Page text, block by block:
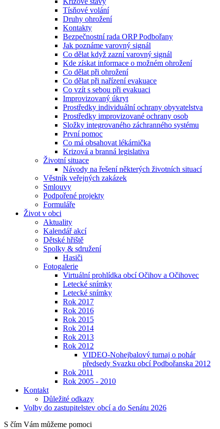
Tísňové volání
Druhy ohrožení
Kontakty
Bezpečnostní rada ORP Podbořany
Jak poznáme varovný signál
Co dělat když zazní varovný signál
Kde získat informace o možném ohrožení
Co dělat při ohrožení
Co dělat při nařízení evakuace
Co vzít s sebou při evakuaci
Improvizovaný úkryt
Prostředky individuální ochrany obyvatelstva
Prostředky improvizované ochrany osob
Složky integrovaného záchranného systému
První pomoc
Co má obsahovat lékárnička
Krizová a branná legislativa
Životní situace
Návody na řešení některých životních situací
Věstník veřejných zakázek
Smlouvy
Podpořené projekty
Formuláře
Život v obci
Aktuality
Kalendář akcí
Dětské hřiště
Spolky & sdružení
Hasiči
Fotogalerie
Virtuální prohlídka obcí Očihov a Očihovec
Letecké snímky
Letecké snímky
Rok 2017
Rok 2016
Rok 2015
Rok 2014
Rok 2013
Rok 2012
VIDEO-Nohejbalový turnaj o pohár
předsedy Svazku obcí Podbořanska 2012
Rok 2011
Rok 2005 - 2010
Kontakt
Důležité odkazy
Volby do zastupitelstev obcí a do Senátu 2026
S čím Vám můžeme pomoci